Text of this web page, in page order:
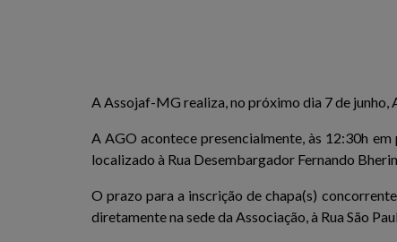
A Assojaf-MG realiza, no próximo dia 7 de junho,
A AGO acontece presencialmente, às 12:30h
localizado à Rua Desembargador Fernando
O prazo para a inscrição de chapa(s)
diretamente na sede da Associação, à Rua São